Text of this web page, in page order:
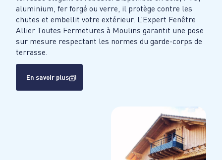
aluminium, fer forgé ou verre, il protège contre les
chutes et embellit votre extérieur. L’Expert Fenêtre
Allier Toutes Fermetures à Moulins garantit une pose
sur mesure respectant les normes du garde-corps de
terrasse.
En savoir plus